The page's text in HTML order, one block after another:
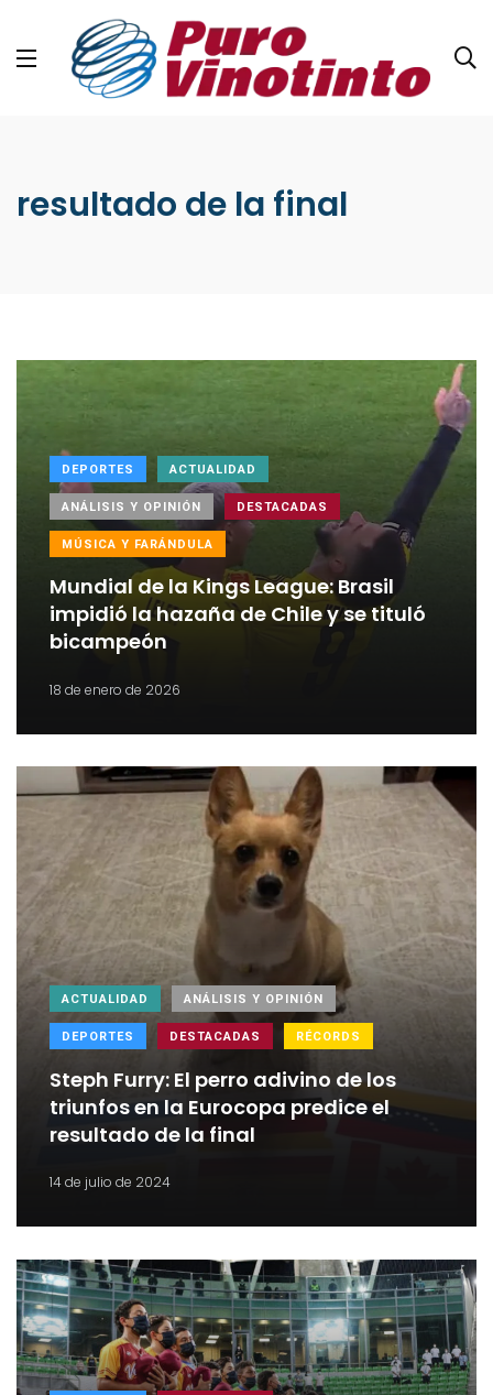
resultado de la final
DEPORTES ACTUALIDAD
ANÁLISIS Y OPINIÓN DESTACADAS
MÚSICA Y FARÁNDULA
Mundial de la Kings League: Brasil
impidió la hazaña de Chile y se tituló
bicampeón
18 de enero de 2026
ACTUALIDAD ANÁLISIS Y OPINIÓN
DEPORTES DESTACADAS RÉCORDS
Steph Furry: El perro adivino de los
triunfos en la Eurocopa predice el
resultado de la final
14 de julio de 2024